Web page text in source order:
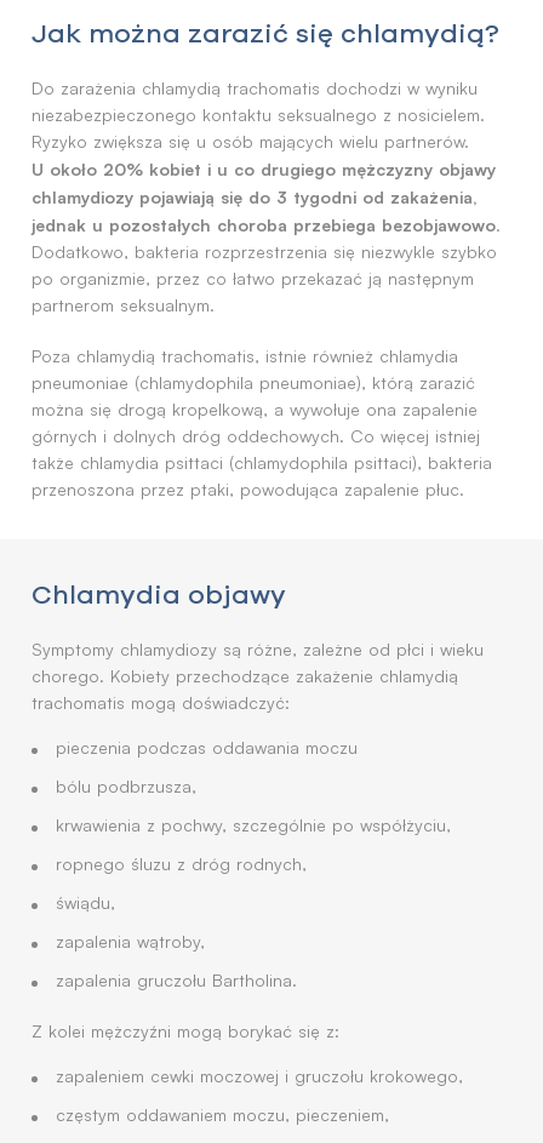
Jak można zarazić się chlamydią?
Do zarażenia chlamydią trachomatis dochodzi w wyniku
niezabezpieczonego kontaktu seksualnego z nosicielem.
Ryzyko zwiększa się u osób mających wielu partnerów.
U około 20% kobiet i u co drugiego mężczyzny objawy
chlamydiozy pojawiają się do 3 tygodni od zakażenia,
jednak u pozostałych choroba przebiega bezobjawowo.
Dodatkowo, bakteria rozprzestrzenia się niezwykle szybko
po organizmie, przez co łatwo przekazać ją następnym
partnerom seksualnym.
Poza chlamydią trachomatis, istnie również chlamydia
pneumoniae (chlamydophila pneumoniae), którą zarazić
można się drogą kropelkową, a wywołuje ona zapalenie
górnych i dolnych dróg oddechowych. Co więcej istniej
także chlamydia psittaci (chlamydophila psittaci), bakteria
przenoszona przez ptaki, powodująca zapalenie płuc.
Chlamydia objawy
Symptomy chlamydiozy są różne, zależne od płci i wieku
chorego. Kobiety przechodzące zakażenie chlamydią
trachomatis mogą doświadczyć:
pieczenia podczas oddawania moczu
bólu podbrzusza,
krwawienia z pochwy, szczególnie po współżyciu,
ropnego śluzu z dróg rodnych,
świądu,
zapalenia wątroby,
zapalenia gruczołu Bartholina.
Z kolei mężczyźni mogą borykać się z:
zapaleniem cewki moczowej i gruczołu krokowego,
częstym oddawaniem moczu, pieczeniem,